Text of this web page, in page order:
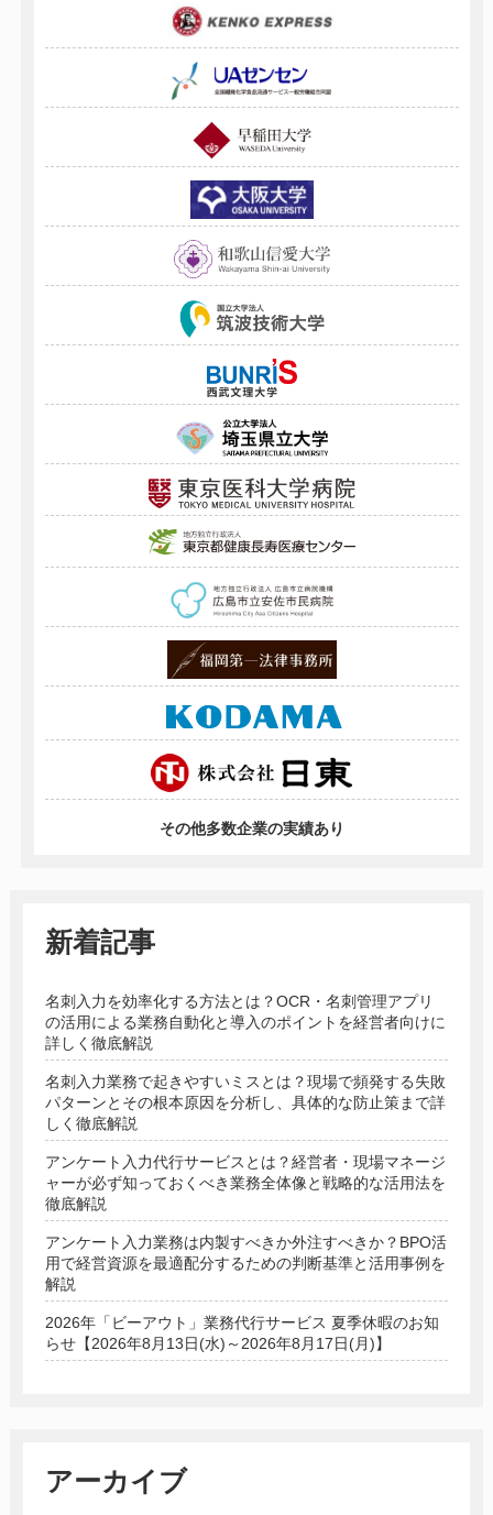
その他多数企業の実績あり
新着記事
名刺入力を効率化する方法とは？OCR・名刺管理アプリ
の活用による業務自動化と導入のポイントを経営者向けに
詳しく徹底解説
名刺入力業務で起きやすいミスとは？現場で頻発する失敗
パターンとその根本原因を分析し、具体的な防止策まで詳
しく徹底解説
アンケート入力代行サービスとは？経営者・現場マネージ
ャーが必ず知っておくべき業務全体像と戦略的な活用法を
徹底解説
アンケート入力業務は内製すべきか外注すべきか？BPO活
用で経営資源を最適配分するための判断基準と活用事例を
解説
2026年「ビーアウト」業務代行サービス 夏季休暇のお知
らせ【2026年8月13日(水)～2026年8月17日(月)】
アーカイブ